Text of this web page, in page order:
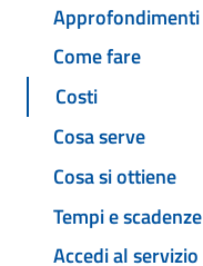
Approfondimenti
Come fare
Costi
Cosa serve
Cosa si ottiene
Tempi e scadenze
Accedi al servizio